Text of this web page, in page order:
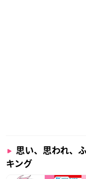
思い、思われ、
キング